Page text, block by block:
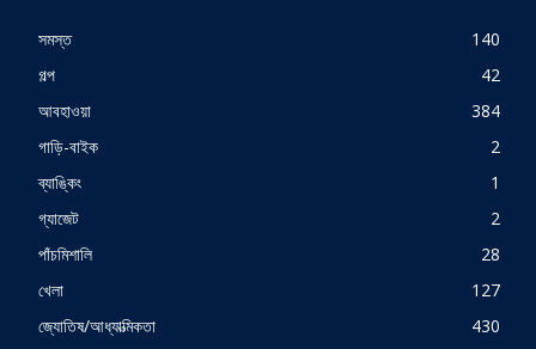
সমস্ত
140
গল্প
42
আবহাওয়া
384
গাড়ি-বাইক
2
ব্যাঙ্কিং
1
গ্যাজেট
2
পাঁচমিশালি
28
খেলা
127
জ্যোতিষ/আধ্যাত্মিকতা
430